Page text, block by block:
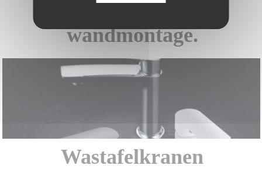
douchemengkraan,
wandmontage.
Wastafelkranen